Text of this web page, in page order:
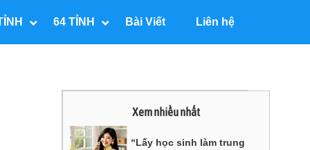
64 TỈNH Bài Viết Liên hệ
Xem nhiều nhất
“Lấy học sinh làm trung